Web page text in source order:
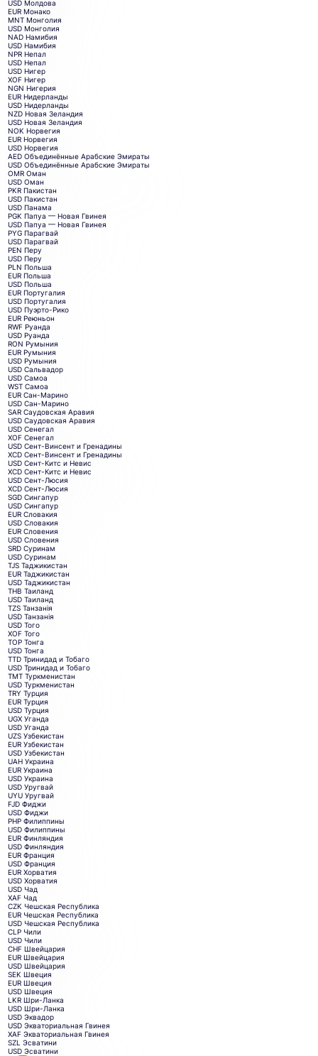
USD Молдова
EUR Монако
MNT Монголия
USD Монголия
NAD Намибия
USD Намибия
NPR Непал
USD Непал
USD Нигер
XOF Нигер
NGN Нигерия
EUR Нидерланды
USD Нидерланды
NZD Новая Зеландия
USD Новая Зеландия
NOK Норвегия
EUR Норвегия
USD Норвегия
AED Объединённые Арабские Эмираты
USD Объединённые Арабские Эмираты
OMR Оман
USD Оман
PKR Пакистан
USD Пакистан
USD Панама
PGK Папуа — Новая Гвинея
USD Папуа — Новая Гвинея
PYG Парагвай
USD Парагвай
PEN Перу
USD Перу
PLN Польша
EUR Польша
USD Польша
EUR Португалия
USD Португалия
USD Пуэрто-Рико
EUR Реюньон
RWF Руанда
USD Руанда
RON Румыния
EUR Румыния
USD Румыния
USD Сальвадор
USD Самоа
WST Самоа
EUR Сан-Марино
USD Сан-Марино
SAR Саудовская Аравия
USD Саудовская Аравия
USD Сенегал
XOF Сенегал
USD Сент-Винсент и Гренадины
XCD Сент-Винсент и Гренадины
USD Сент-Китс и Невис
XCD Сент-Китс и Невис
USD Сент-Люсия
XCD Сент-Люсия
SGD Сингапур
USD Сингапур
EUR Словакия
USD Словакия
EUR Словения
USD Словения
SRD Суринам
USD Суринам
TJS Таджикистан
EUR Таджикистан
USD Таджикистан
THB Таиланд
USD Таиланд
TZS Танзанія
USD Танзанія
USD Того
XOF Того
TOP Тонга
USD Тонга
TTD Тринидад и Тобаго
USD Тринидад и Тобаго
TMT Туркменистан
USD Туркменистан
TRY Турция
EUR Турция
USD Турция
UGX Уганда
USD Уганда
UZS Узбекистан
EUR Узбекистан
USD Узбекистан
UAH Украина
EUR Украина
USD Украина
USD Уругвай
UYU Уругвай
FJD Фиджи
USD Фиджи
PHP Филиппины
USD Филиппины
EUR Финляндия
USD Финляндия
EUR Франция
USD Франция
EUR Хорватия
USD Хорватия
USD Чад
XAF Чад
CZK Чешская Республика
EUR Чешская Республика
USD Чешская Республика
CLP Чили
USD Чили
CHF Швейцария
EUR Швейцария
USD Швейцария
SEK Швеция
EUR Швеция
USD Швеция
LKR Шри-Ланка
USD Шри-Ланка
USD Эквадор
USD Экваториальная Гвинея
XAF Экваториальная Гвинея
SZL Эсватини
USD Эсватини